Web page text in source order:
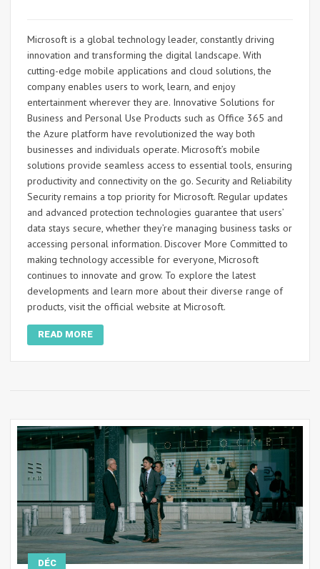
Microsoft is a global technology leader, constantly driving
innovation and transforming the digital landscape. With
cutting-edge mobile applications and cloud solutions, the
company enables users to work, learn, and enjoy
entertainment wherever they are. Innovative Solutions for
Business and Personal Use Products such as Office 365 and
the Azure platform have revolutionized the way both
businesses and individuals operate. Microsoft’s mobile
solutions provide seamless access to essential tools, ensuring
productivity and connectivity on the go. Security and Reliability
Security remains a top priority for Microsoft. Regular updates
and advanced protection technologies guarantee that users’
data stays secure, whether they’re managing business tasks or
accessing personal information. Discover More Committed to
making technology accessible for everyone, Microsoft
continues to innovate and grow. To explore the latest
developments and learn more about their diverse range of
products, visit the official website at Microsoft.
READ MORE
DÉC